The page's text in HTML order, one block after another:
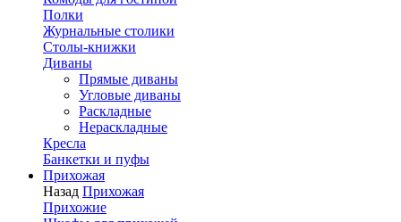
Полки
Журнальные столики
Столы-книжки
Диваны
Прямые диваны
Угловые диваны
Раскладные
Нераскладные
Кресла
Банкетки и пуфы
Прихожая
Назад Прихожая
Прихожие